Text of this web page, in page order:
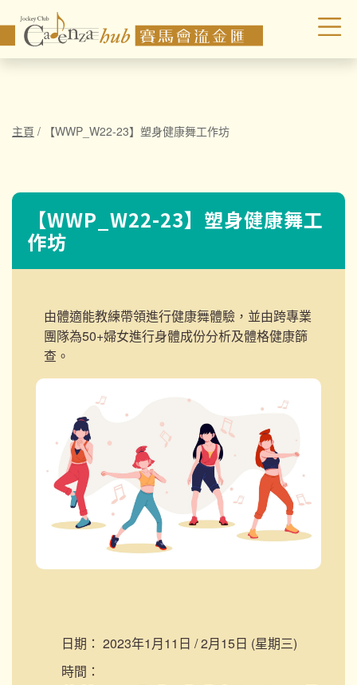
主頁 / 【WWP_W22-23】塑身健康舞工作坊
【WWP_W22-23】塑身健康舞工
作坊
由體適能教練帶領進行健康舞體驗，並由跨專業
團隊為50+婦女進行身體成份分析及體格健康篩
查。
日期： 2023年1月11日 / 2月15日 (星期三)
時間：